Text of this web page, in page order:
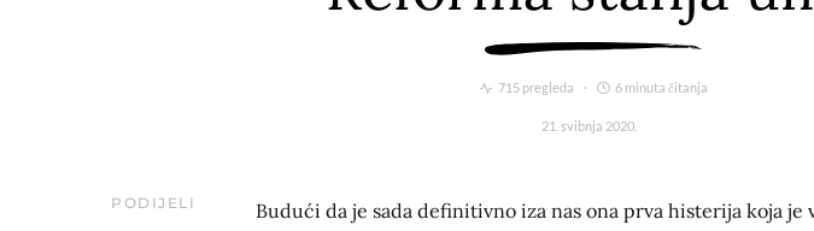
715 pregleda 6 minuta čitanja
21. svibnja 2020.
PODIJELI
Budući da je sada definitivno iza nas ona prva histerija koja je